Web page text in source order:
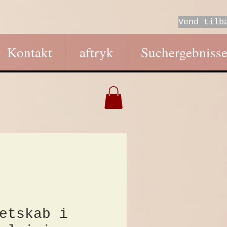
Vend
Kontakt aftryk Suchergebnisse
i